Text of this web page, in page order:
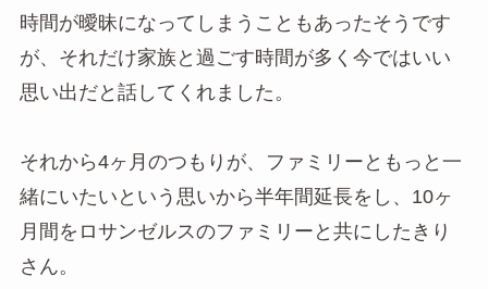
時間が曖昧になってしまうこともあったそうです
が、それだけ家族と過ごす時間が多く今ではいい
思い出だと話してくれました。
それから4ヶ月のつもりが、ファミリーともっと一
緒にいたいという思いから半年間延長をし、10ヶ
月間をロサンゼルスのファミリーと共にしたきり
さん。